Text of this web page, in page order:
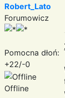
Robert_Lato
Forumowicz
Pomocna dłoń:
+22/-0
Offline